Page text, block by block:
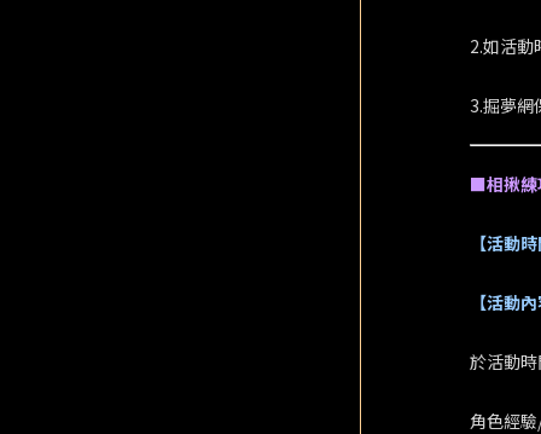
2.如活動
3.掘夢網
■相揪練
【活動
【活動
於活動
角色經